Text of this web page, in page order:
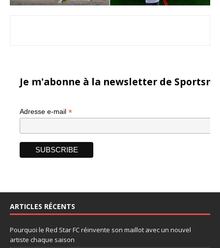
Je m'abonne à la newsletter de
Adresse e-mail *
ARTICLES RÉCENTS
Pourquoi le Red Star FC réinvente son maillot avec un nouvel
artiste chaque saison